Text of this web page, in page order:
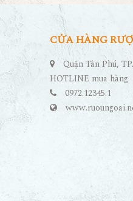
CỬA HÀNG
Quận Tân Phú,
HOTLINE mua hàng
0972.12345.1